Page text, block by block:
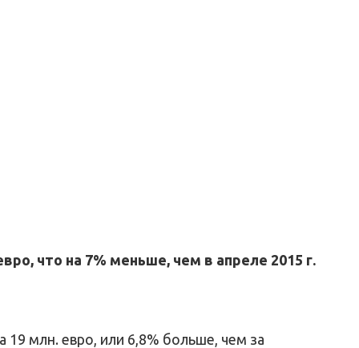
что на 7% меньше, чем в апреле 2015 г.
19 млн. евро, или 6,8% больше, чем за